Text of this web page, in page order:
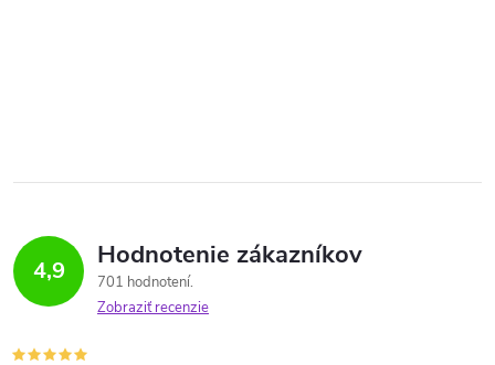
4,9 Hodnotenie zákazníkov
701 hodnotení
Zobraziť recenzie